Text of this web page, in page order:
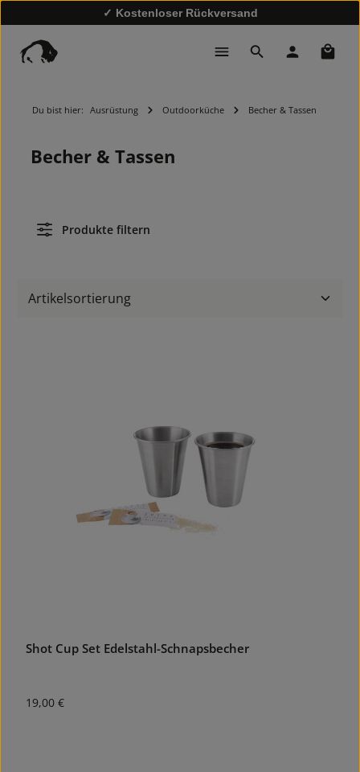
✓ Kostenloser Rückversand
Du bist hier: Ausrüstung Outdoorküche Becher & Tassen
Becher & Tassen
Produkte filtern
Shot Cup Set Edelstahl-Schnapsbecher
Regulärer Preis:
19,00 €